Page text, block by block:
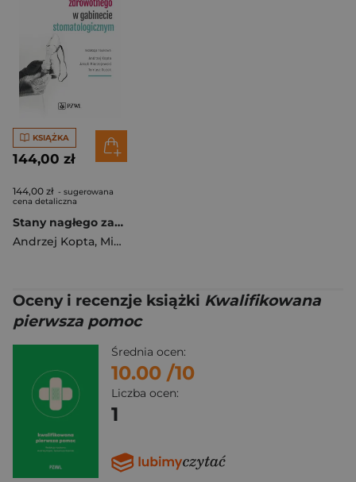
KSIĄŻKA
144,00 zł
144,00 zł - sugerowana
cena detaliczna
Stany nagłego zagrożenia zdrowotnego w gabinecie..
Andrzej Kopta, Mierzejewski Jakub
Oceny i recenzje książki Kwalifikowana
pierwsza pomoc
Średnia ocen:
10.00 /10
Liczba ocen:
1